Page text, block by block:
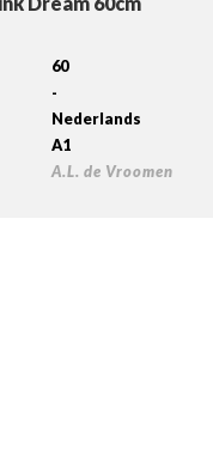
60
-
Nederlands
A1
A.L. de Vroomen